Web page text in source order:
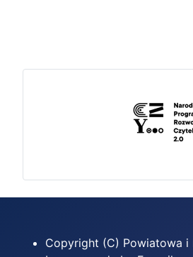
Copyright (C) Powiatowa i